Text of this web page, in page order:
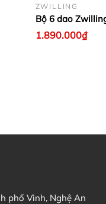
ZWILLING
Bộ 6 dao
1.890.000₫
phố Vinh, Nghệ An